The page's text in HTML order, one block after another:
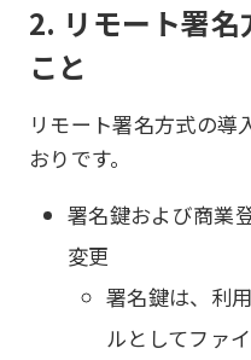
2. リモート署名
こと
リモート署名方式の導
おりです。
署名鍵および商業
変更
署名鍵は、利
ルとしてファ